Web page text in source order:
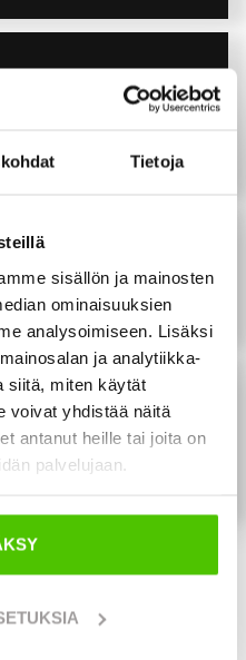
Tietoja
sisällön ja mainosten
ominaisuuksien
analysoimiseen. Lisäksi
ja analytiikka-
siitä, miten käytät
voivat yhdistää näitä
antanut heille tai joita on
palvelujaan.
infratöihin